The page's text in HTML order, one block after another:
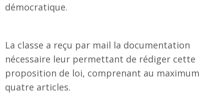
démocratique.
La classe a reçu par mail la documentation
nécessaire leur permettant de rédiger cette
proposition de loi, comprenant au maximum
quatre articles.